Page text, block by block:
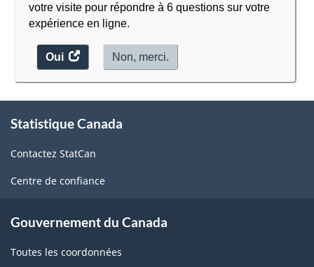
votre visite pour répondre à 6 questions sur votre
expérience en ligne.
Oui
accéder
au
Non, merci.
propos
ce
site
Statistique Canada
Contactez StatCan
Centre de confiance
Gouvernement du Canada
Toutes les coordonnées